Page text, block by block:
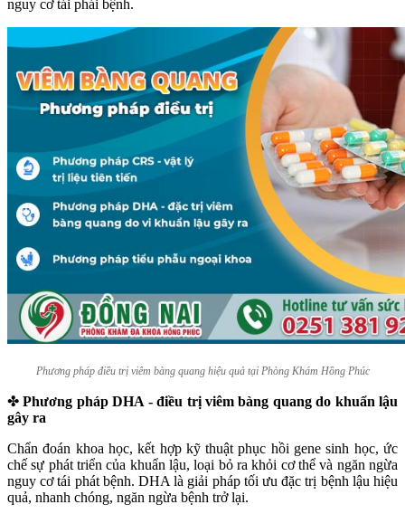
nguy cơ tái phái bệnh.
Phương pháp điều trị viêm bàng quang hiệu quả tại Phòng Khám Hồng Phúc
✤Phương pháp DHA - điều trị viêm bàng quang do khuẩn lậu
gây ra
Chẩn đoán khoa học, kết hợp kỹ thuật phục hồi gene sinh học, ức
chế sự phát triển của khuẩn lậu, loại bỏ ra khỏi cơ thể và ngăn ngừa
nguy cơ tái phát bệnh. DHA là giải pháp tối ưu đặc trị bệnh lậu hiệu
quả, nhanh chóng, ngăn ngừa bệnh trở lại.